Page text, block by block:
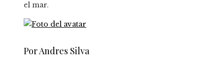
el mar.
Por Andres Silva